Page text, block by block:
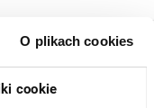
O plikach cookies
cookie